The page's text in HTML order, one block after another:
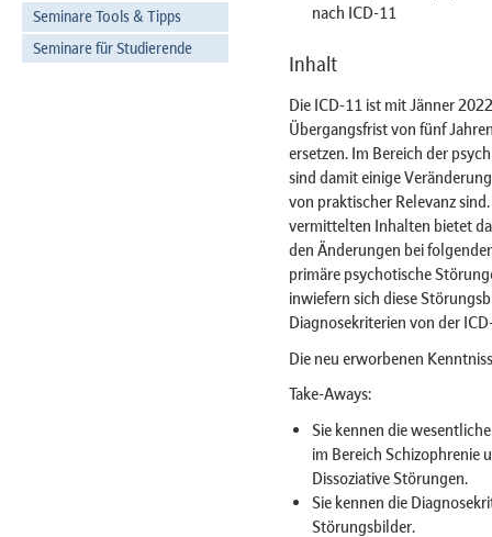
Seminare Tools & Tipps
Seminare für Studierende
nach ICD-11
Inhalt
Die ICD-11 ist mit Jänner
Übergangsfrist von fünf
ersetzen. Im Bereich der
sind damit einige
von praktischer Relevanz
vermittelten Inhalten bietet
den Änderungen bei
primäre psychotische
inwiefern sich diese
Diagnosekriterien von der
Die neu erworbenen
Take-Aways:
Sie kennen die
im Bereich Schizophrenie
Dissoziative Störungen.
Sie kennen die
Störungsbilder.